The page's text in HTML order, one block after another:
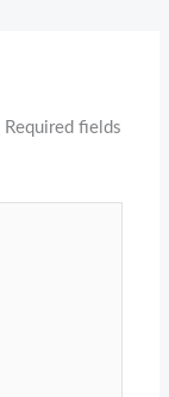
Required fields